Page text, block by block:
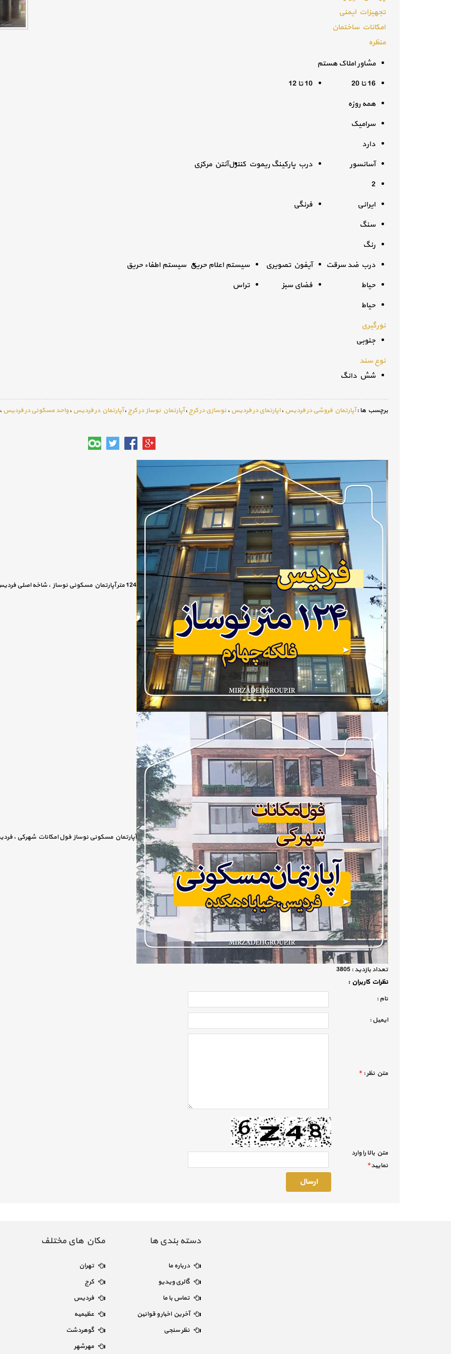
مشاور املاک هستم
16 تا 20
10 تا 12
همه روزه
سرامیک
دارد
آسانسور
درب پارکینگ ریموت کنترلآنتن مرکزی
2
ایرانی
فرنگی
سنگ
رنگ
تجهیزات ایمنی
درب ضد سرقت آیفون تصویری سیستم اعلام حریق سیستم اطفاء حریق
امکانات ساختمان
حیاط فضای سبز تراس
منظره
حیاط
نورگیری
جنوبی
نوع سند
شش دانگ
برچسب ها :آپارتمان فروشی در فردیس ،اپارتمای در فردیس ، نوسازی در کرج ،آپارتمان نوساز در کرج ،آپارتمان در فردیس ،واحد مسکونی در فردیس
124 متر آپارتمان مسکونی نوساز ، شاخه اصلی فردیس
آپارتمان مسکونی نوساز فول امکانات شهرکی ،
تعداد بازديد : 3805
نظرات كاربران :
نام :
ايميل :
متن نظر : *
متن بالا را وارد
نماييد*
دسته بندی ها
درباره ما
گالری ویدیو
تماس با ما
آخرین اخبار و قوانین
نظر سنجی
مکان های مختلف
تهران
کرج
فردیس
عظیمیه
گوهردشت
مهرشهر